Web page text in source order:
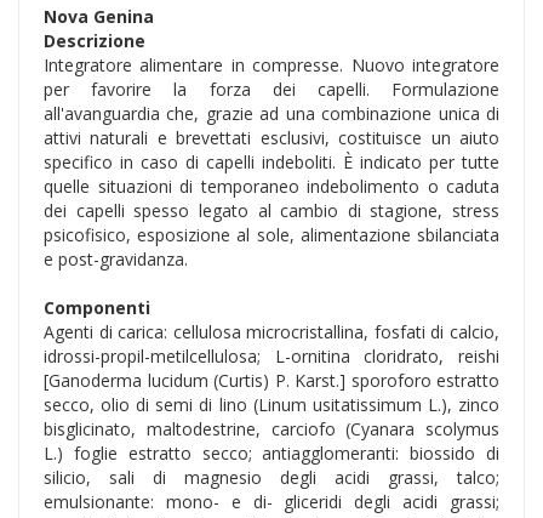
Nova Genina
Descrizione
Integratore alimentare in compresse. Nuovo integratore
per favorire la forza dei capelli. Formulazione
all'avanguardia che, grazie ad una combinazione unica di
attivi naturali e brevettati esclusivi, costituisce un aiuto
specifico in caso di capelli indeboliti. È indicato per tutte
quelle situazioni di temporaneo indebolimento o caduta
dei capelli spesso legato al cambio di stagione, stress
psicofisico, esposizione al sole, alimentazione sbilanciata
e post-gravidanza.
Componenti
Agenti di carica: cellulosa microcristallina, fosfati di calcio,
idrossi-propil-metilcellulosa; L-ornitina cloridrato, reishi
[Ganoderma lucidum (Curtis) P. Karst.] sporoforo estratto
secco, olio di semi di lino (Linum usitatissimum L.), zinco
bisglicinato, maltodestrine, carciofo (Cyanara scolymus
L.) foglie estratto secco; antiagglomeranti: biossido di
silicio, sali di magnesio degli acidi grassi, talco;
emulsionante: mono- e di- gliceridi degli acidi grassi;